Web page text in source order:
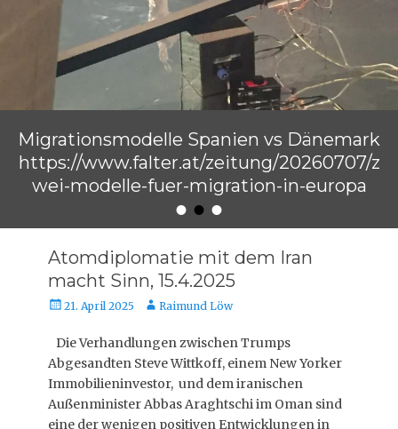
•••
Migrationsmodelle Spanien vs Dänemark
https://www.falter.at/zeitung/20260707/z
wei-modelle-fuer-migration-in-europa
Raimund Löw
Atomdiplomatie mit dem Iran
macht Sinn, 15.4.2025
Veröffentlicht
21. April 2025 AutorRaimund Löw
Die Verhandlungen zwischen Trumps
Abgesandten Steve Wittkoff, einem New Yorker
Immobilieninvestor, und dem iranischen
Außenminister Abbas Araghtschi im Oman sind
eine der wenigen positiven Entwicklungen in